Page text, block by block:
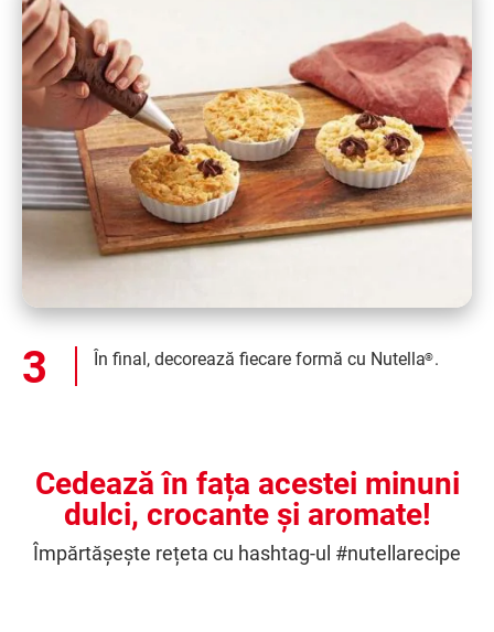
În final, decorează fiecare formă cu Nutella®.
Cedează în fața acestei minuni
dulci, crocante și aromate!
Împărtășește rețeta cu hashtag-ul #nutellarecipe